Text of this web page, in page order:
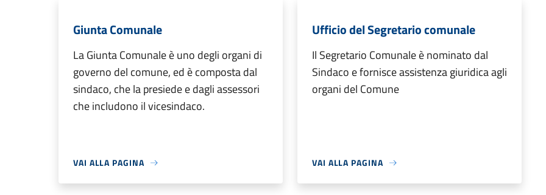
Giunta Comunale
La Giunta Comunale è uno degli organi di
governo del comune, ed è composta dal
sindaco, che la presiede e dagli assessori
che includono il vicesindaco.
VAI ALLA PAGINA
Ufficio del Segretario comunale
Il Segretario Comunale è nominato dal
Sindaco e fornisce assistenza giuridica agli
organi del Comune
VAI ALLA PAGINA